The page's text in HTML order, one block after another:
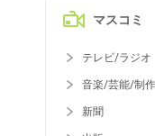
マスコミ
テレビ/ラジオ
音楽/芸能/制作
新聞